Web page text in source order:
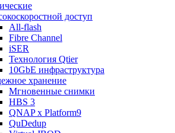
доступ
All-flash
Fibre Channel
iSER
Технология Qtier
10GbE инфраструктура
хранение
Мгновенные снимки
HBS 3
QNAP x Platform9
QuDedup